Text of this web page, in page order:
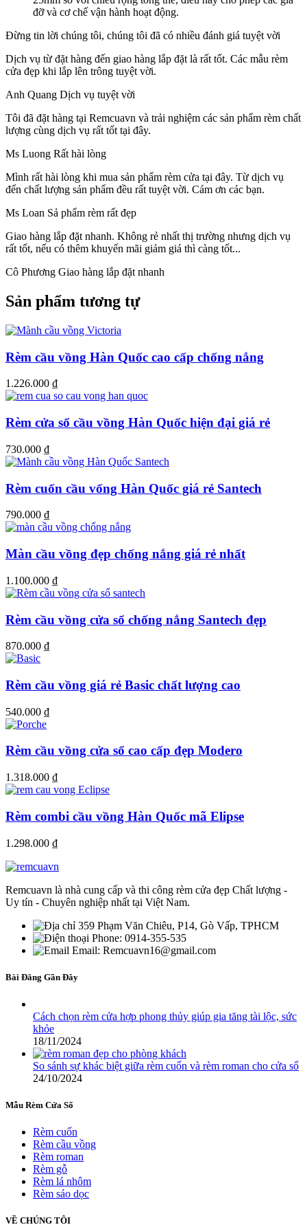
đỡ và cơ chế vận hành hoạt động.
Đừng tin lời chúng tôi, chúng tôi đã có nhiều đánh giá tuyệt vời
Dịch vụ từ đặt hàng đến giao hàng lắp đặt là rất tốt. Các mẫu rèm
cửa đẹp khi lắp lên trông tuyệt vời.
Anh Quang Dịch vụ tuyệt vời
Tôi đã đặt hàng tại Remcuavn và trải nghiệm các sản phẩm rèm chất
lượng cùng dịch vụ rất tốt tại đây.
Ms Luong Rất hài lòng
Mình rất hài lòng khi mua sản phẩm rèm cửa tại đây. Từ dịch vụ
đến chất lượng sản phẩm đều rất tuyệt vời. Cám ơn các bạn.
Ms Loan Sả phẩm rèm rất đẹp
Giao hàng lắp đặt nhanh. Không rẻ nhất thị trường nhưng dịch vụ
rất tốt, nếu có thêm khuyến mãi giảm giá thì càng tốt...
Cô Phương Giao hàng lắp đặt nhanh
Sản phẩm tương tự
Rèm cầu vồng Hàn Quốc cao cấp chống nắng
1.226.000 ₫
Rèm cửa sổ cầu vồng Hàn Quốc hiện đại giá rẻ
730.000 ₫
Rèm cuốn cầu vống Hàn Quốc giá rẻ Santech
790.000 ₫
Màn cầu vồng đẹp chống nắng giá rẻ nhất
1.100.000 ₫
Rèm cầu vồng cửa sổ chống nắng Santech đẹp
870.000 ₫
Rèm cầu vồng giá rẻ Basic chất lượng cao
540.000 ₫
Rèm cầu vồng cửa sổ cao cấp đẹp Modero
1.318.000 ₫
Rèm combi cầu vồng Hàn Quốc mã Elipse
1.298.000 ₫
Remcuavn là nhà cung cấp và thi công rèm cửa đẹp Chất lượng -
Uy tín - Chuyên nghiệp nhất tại Việt Nam.
359 Phạm Văn Chiêu, P14, Gò Vấp, TPHCM
Phone: 0914-355-535
Email: Remcuavn16@gmail.com
Bài Đăng Gần Đây
Cách chọn rèm cửa hợp phong thủy giúp gia tăng tài lộc, sức
khỏe
18/11/2024
So sánh sự khác biệt giữa rèm cuốn và rèm roman cho cửa sổ
24/10/2024
Mẫu Rèm Cửa Sổ
Rèm cuốn
Rèm cầu vồng
Rèm roman
Rèm gỗ
Rèm lá nhôm
Rèm sáo dọc
VỀ CHÚNG TÔI